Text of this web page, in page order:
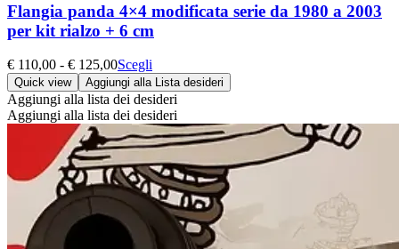
Flangia panda 4×4 modificata serie da 1980 a 2003
per kit rialzo + 6 cm
€ 110,00 - € 125,00Fascia
di
prezzo:
da
€ 110,00
a
€ 125,00
Scegli
prodotto
ha
più
varianti.
Le
opzioni
possono
essere
scelte
nella
pagina
Quick view Aggiungi alla Lista desideri
Aggiungi alla lista dei desideri
Aggiungi alla lista dei desideri